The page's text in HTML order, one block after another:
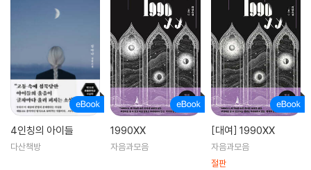
4인칭의 아이들
다산책방
1990XX
자음과모음
[대여] 1990XX
자음과모음
절판